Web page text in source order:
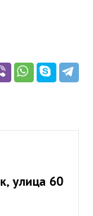
улица 60